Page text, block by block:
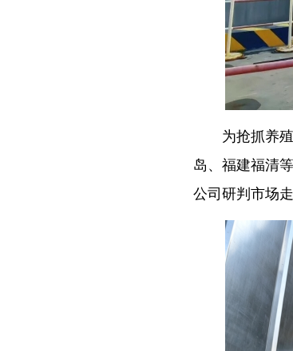
为抢抓养殖
岛、福建福清
公司研判市场